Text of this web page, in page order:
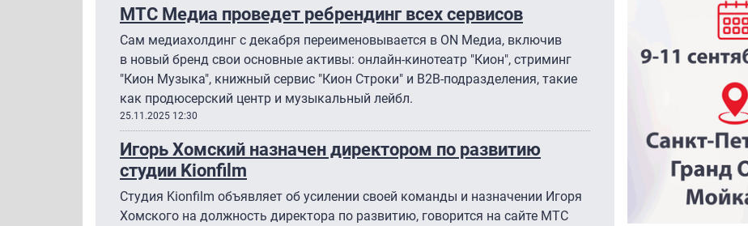
МТС Медиа проведет ребрендинг всех сервисов
Сам медиахолдинг с декабря переименовывается в ON Медиа, включив
в новый бренд свои основные активы: онлайн-кинотеатр "Кион", стриминг
"Кион Музыка", книжный сервис "Кион Строки" и B2B-подразделения, такие
как продюсерский центр и музыкальный лейбл.
25.11.2025 12:30
Игорь Хомский назначен директором по развитию
студии Kionfilm
Студия Kionfilm объявляет об усилении своей команды и назначении Игоря
Хомского на должность директора по развитию, говорится на сайте МТС